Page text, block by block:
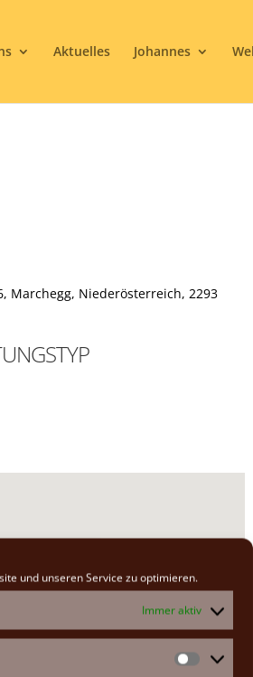
und unseren Service zu optimieren.
Immer aktiv
Aktuelles Johannes
Marchegg, Niederösterreich, 2293
26 - Marchegg